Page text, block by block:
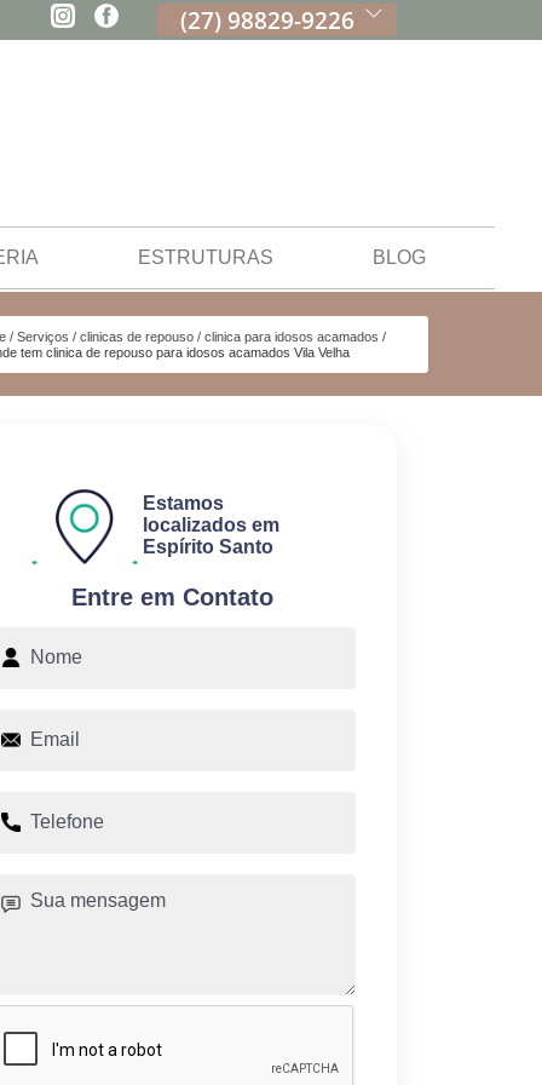
(27) 98829-9226
ESTRUTURAS BLOG
Serviços clinicas de repouso
clinica para idosos acamados
tem clinica de repouso para idosos acamados Vila Velha
Entre em Contato
Estamos
localizados em
Espírito Santo